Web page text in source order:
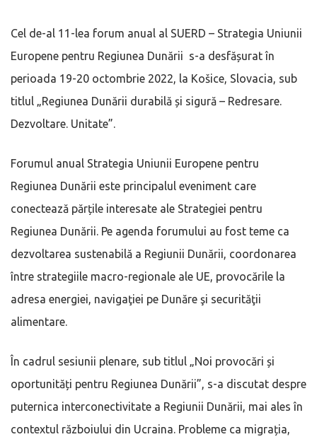
Cel de-al 11-lea forum anual al SUERD – Strategia Uniunii
Europene pentru Regiunea Dunării s-a desfășurat în
perioada 19-20 octombrie 2022, la Košice, Slovacia, sub
titlul „Regiunea Dunării durabilă și sigură – Redresare.
Dezvoltare. Unitate”.
Forumul anual Strategia Uniunii Europene pentru
Regiunea Dunării este principalul eveniment care
conectează părțile interesate ale Strategiei pentru
Regiunea Dunării. Pe agenda forumului au fost teme ca
dezvoltarea sustenabilă a Regiunii Dunării, coordonarea
între strategiile macro-regionale ale UE, provocările la
adresa energiei, navigaţiei pe Dunăre şi securităţii
alimentare.
În cadrul sesiunii plenare, sub titlul „Noi provocări și
oportunități pentru Regiunea Dunării”, s-a discutat despre
puternica interconectivitate a Regiunii Dunării, mai ales în
contextul războiului din Ucraina. Probleme ca migrația,